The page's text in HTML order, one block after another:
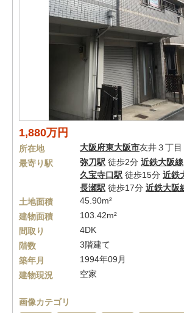
1,880万円
所在地 大阪府東大阪市友井３丁目
最寄り駅
弥刀駅 徒歩2分 近鉄大阪線
久宝寺口駅 徒歩15分 近鉄
長瀬駅 徒歩17分 近鉄大阪
土地面積
45.90m²
建物面積
103.42m²
間取り
4DK
階数
3階建て
築年月
1994年09月
建物現況
空家
画像カテゴリ